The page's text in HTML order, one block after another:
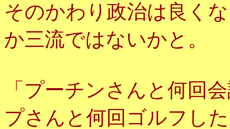
そのかわり政治は良く
か三流ではないかと。
「プーチンさんと何回
プさんと何回ゴルフし